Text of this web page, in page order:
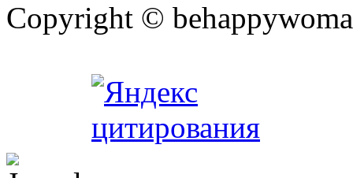
Copyright ©